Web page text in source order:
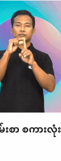
းစာ စကားလုံး